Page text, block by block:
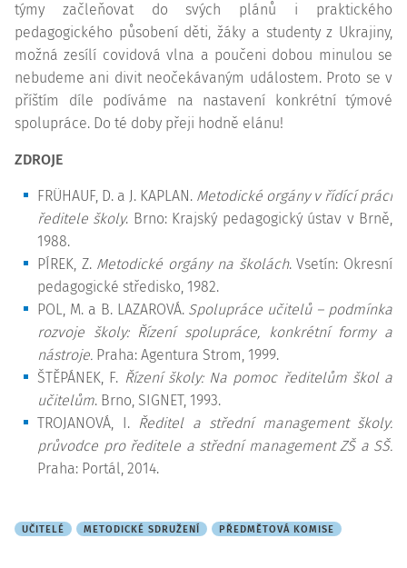
týmy začleňovat do svých plánů i praktického
pedagogického působení děti, žáky a studenty z Ukrajiny,
možná zesílí covidová vlna a poučeni dobou minulou se
nebudeme ani divit neočekávaným událostem. Proto se v
příštím díle podíváme na nastavení konkrétní týmové
spolupráce. Do té doby přeji hodně elánu!
ZDROJE
FRÜHAUF, D. a J. KAPLAN. Metodické orgány v řídící práci
ředitele školy. Brno: Krajský pedagogický ústav v Brně,
1988.
PÍREK, Z. Metodické orgány na školách. Vsetín: Okresní
pedagogické středisko, 1982.
POL, M. a B. LAZAROVÁ. Spolupráce učitelů – podmínka
rozvoje školy: Řízení spolupráce, konkrétní formy a
nástroje. Praha: Agentura Strom, 1999.
ŠTĚPÁNEK, F. Řízení školy: Na pomoc ředitelům škol a
učitelům. Brno, SIGNET, 1993.
TROJANOVÁ, I. Ředitel a střední management školy:
průvodce pro ředitele a střední management ZŠ a SŠ.
Praha: Portál, 2014.
UČITELÉ METODICKÉ SDRUŽENÍ PŘEDMĚTOVÁ KOMISE